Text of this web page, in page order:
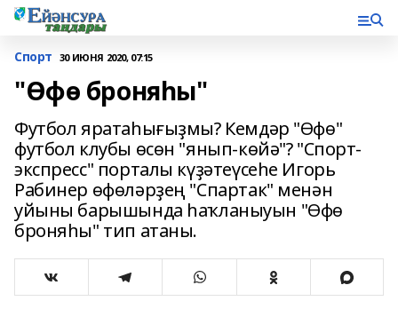
Спорт 30 ИЮНЯ 2020, 07:15
"Өфө броняһы"
Футбол яратаһығыҙмы? Кемдәр "Өфө"
футбол клубы өсөн "янып-көйә"? "Спорт-
экспресс" порталы күҙәтеүсеһе Игорь
Рабинер өфөләрҙең "Спартак" менән
уйыны барышында һаҡланыуын "Өфө
броняһы" тип атаны.